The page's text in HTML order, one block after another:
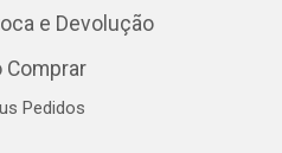
e Devolução
Comprar
Pedidos